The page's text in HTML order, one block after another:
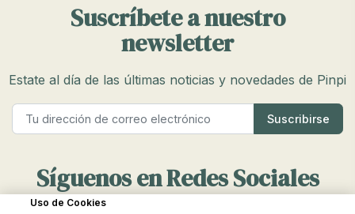
bebé abrigado en climas fríos. Busca modelos con relleno
de alta calidad y tejidos que retengan el calor.
impermeable para proteger a tu bebé de la lluvia y la
Compatibilidad Universal:Los sacos universales se
Facilidad de Limpieza:Opta por sacos que sean fáciles
de lavar, ya sea a máquina o a mano, para mantenerlo
Suscríbete a nuestro
newsletter
Estate al día de las últimas noticias y novedades de Pinpi
Síguenos en Redes Sociales
Uso de Cookies